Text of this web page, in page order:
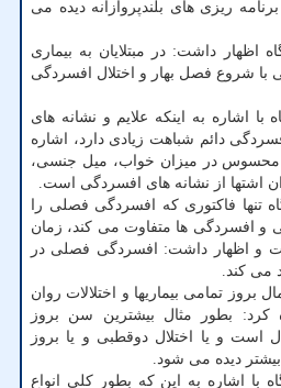
ریزی های بلندپروازانه دیده می
اظهار داشت: در مبتلایان به بیماری
با شروع فصل بهار و اختلال افسردگی
اشاره به اینکه علایم و نشانه های
دائم شباهت زیادی دارد، اشاره
محسوس در میزان خواب، میل جنسی،
اشتها از نشانه های افسردگی است.
تنها فاکتوری که افسردگی فصلی را
و افسردگی ها متفاوت می کند، زمان
و اظهار داشت: افسردگی فصلی در
می کند.
بروز تمامی بیماریها و اختلالات روان
کرد: بطور مثال بیشترین سن بروز
بین ۳۰ تا ۴۰ سال است و یا اختلال دوقطبی و یا بروز
با اشاره به این که بطور کلی انواع